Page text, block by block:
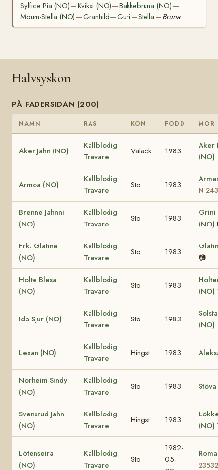
Sylfide Pia (NO) —Kviksi (NO)—Bakkebruna (NO) —
Moum-Stella (NO) —Granhild—Guri —Stella — Bruna
Halvsyskon
PÅ FADERSIDAN (200)
NAMN RAS KÖN FÖDD MOR
Aker Jahn (NO)
Kallblodig
Travare
Valack 1983
Aker
(NO)
Armoa (NO)
Kallblodig
Travare
Sto 1983
N
Brenne Jahnni
(NO)
Kallblodig
Travare
Sto 1983
Grini
(NO)
Frk. Glatina
(NO)
Kallblodig
Travare
Sto 1983
📷
Holte Blesa
(NO)
Kallblodig
Travare
Sto 1983
(NO)
Ida Sjur (NO)
Kallblodig
Travare
Sto 1983
(NO)
Lexan (NO)
Kallblodig
Travare
Hingst 1983
Norheim Sindy
(NO)
Kallblodig
Travare
Sto 1983
Svensrud Jahn
(NO)
Kallblodig
Travare
Hingst 1983
(NO)
Lötenseira
(NO)
Kallblodig
Travare
Sto
1982-
05-
23532